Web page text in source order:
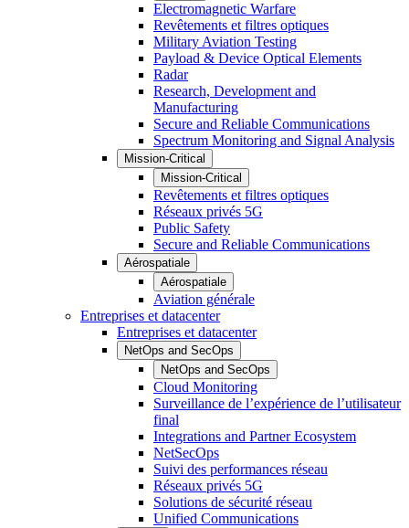
Electromagnetic Warfare
Revêtements et filtres optiques
Military Aviation Testing
Payload & Device Optical Elements
Radar
Research, Development and
Manufacturing
Secure and Reliable Communications
Spectrum Monitoring and Signal Analysis
Mission-Critical
Mission-Critical
Revêtements et filtres optiques
Réseaux privés 5G
Public Safety
Secure and Reliable Communications
Aérospatiale
Aérospatiale
Aviation générale
Entreprises et datacenter
Entreprises et datacenter
NetOps and SecOps
NetOps and SecOps
Cloud Monitoring
Surveillance de l’expérience de l’utilisateur
final
Integrations and Partner Ecosystem
NetSecOps
Suivi des performances réseau
Réseaux privés 5G
Solutions de sécurité réseau
Unified Communications